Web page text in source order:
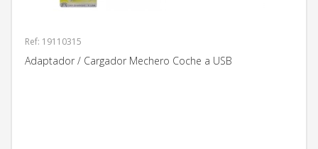
Ref: 19110315
Adaptador / Cargador Mechero Coche a USB